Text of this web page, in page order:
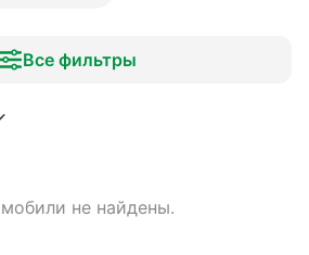
Все фильтры
не найдены.